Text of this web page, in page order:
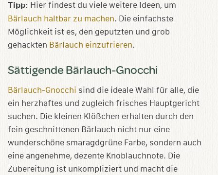
Tipp: Hier findest du viele weitere Ideen, um
Bärlauch haltbar zu machen. Die einfachste
Möglichkeit ist es, den geputzten und grob
gehackten Bärlauch einzufrieren.
Sättigende Bärlauch-Gnocchi
Bärlauch-Gnocchi sind die ideale Wahl für alle, die
ein herzhaftes und zugleich frisches Hauptgericht
suchen. Die kleinen Klößchen erhalten durch den
fein geschnittenen Bärlauch nicht nur eine
wunderschöne smaragdgrüne Farbe, sondern auch
eine angenehme, dezente Knoblauchnote. Die
Zubereitung ist unkompliziert und macht die